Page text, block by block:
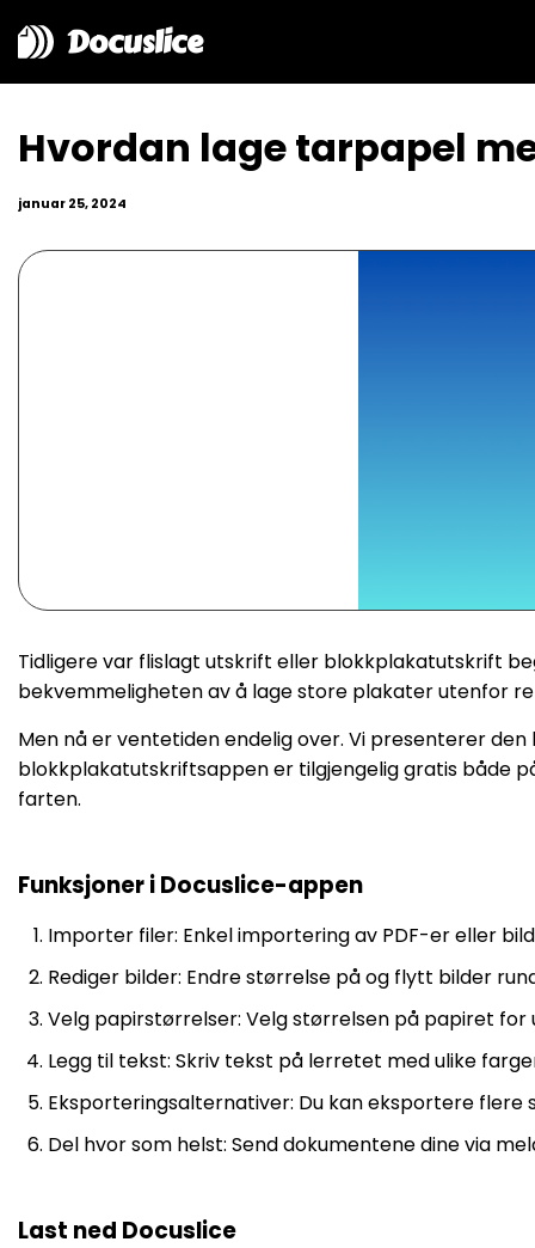
Docuslice
Hvordan lage tarpapel
januar 25, 2024
Tidligere var flislagt utskrift eller blokkplakatutskrift
bekvemmeligheten av å lage store plakater utenfor
Men nå er ventetiden endelig over. Vi presenterer
blokkplakatutskriftsappen er tilgjengelig gratis både
farten.
Funksjoner i Docuslice-appen
Importer filer: Enkel importering av PDF-er eller
Rediger bilder: Endre størrelse på og flytt bilder
Velg papirstørrelser: Velg størrelsen på papiret for
Legg til tekst: Skriv tekst på lerretet med ulike
Eksporteringsalternativer: Du kan eksportere flere
Del hvor som helst: Send dokumentene dine via
Last ned Docuslice